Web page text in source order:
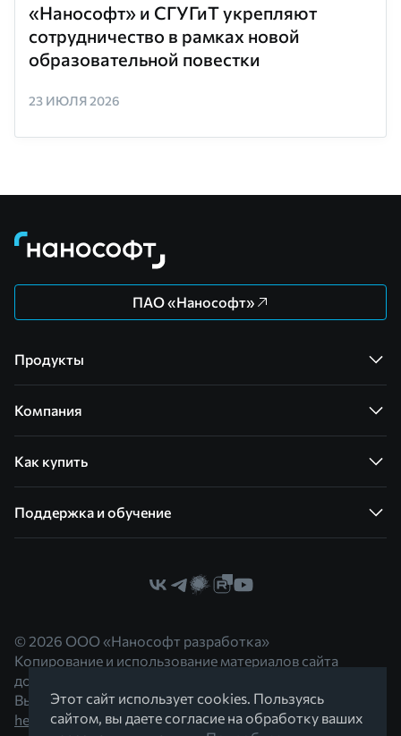
«Нанософт» и СГУГиТ укрепляют
сотрудничество в рамках новой
образовательной повестки
23 ИЮЛЯ 2026
ПАО «Нанософт»
Продукты
Компания
Как купить
Поддержка и обучение
© 2026 ООО «Нанософт разработка»
Копирование и использование материалов сайта
допускается с согласия правообладателя.
Вы можете обратиться к нам по адресу
hello@nanocad.ru
Этот сайт использует cookies. Пользуясь
сайтом, вы даете согласие на обработку ваших